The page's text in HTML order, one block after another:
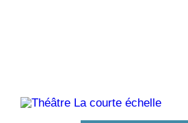
Spectacles cie